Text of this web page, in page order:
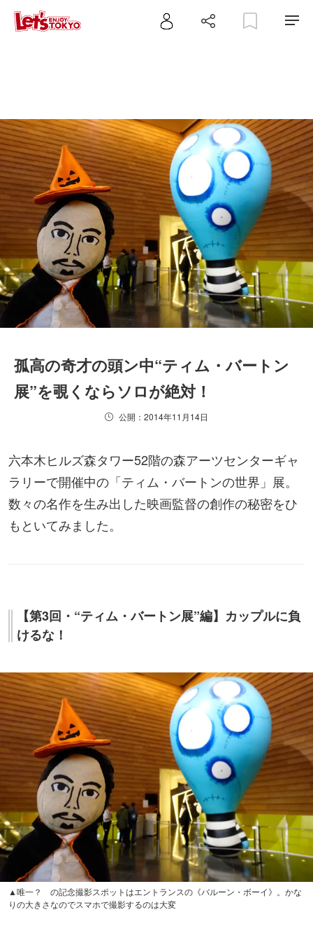
孤高の奇才の頭ン中“ティム・バートン
展”を覗くならソロが絶対！
公開：2014年11月14日
六本木ヒルズ森タワー52階の森アーツセンターギャ
ラリーで開催中の「ティム・バートンの世界」展。
数々の名作を生み出した映画監督の創作の秘密をひ
もといてみました。
【第3回・“ティム・バートン展”編】カップルに負
けるな！
▲唯一？ の記念撮影スポットはエントランスの《バルーン・ボーイ》。かな
りの大きさなのでスマホで撮影するのは大変